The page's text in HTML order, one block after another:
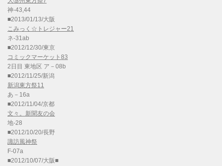
神-43,44
■2013/01/13/大阪
こみっく☆トレジャー21
ネ-31ab
■2012/12/30/東京
コミックマーケット83
2日目 東地区 ア－08b
■2012/11/25/新潟
新潟東方祭11
あ－16a
■2012/11/04/京都
文々。新聞友の会
地-28
■2012/10/20/長野
諏訪風神祭
F-07a
■2012/10/07/大阪■